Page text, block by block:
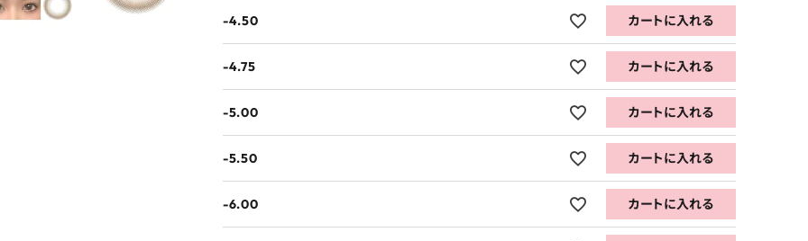
-4.50 カートに入れる
-4.75 カートに入れる
-5.00 カートに入れる
-5.50 カートに入れる
-6.00 カートに入れる